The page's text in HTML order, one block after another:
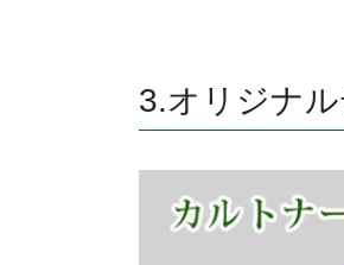
3.オリジナ